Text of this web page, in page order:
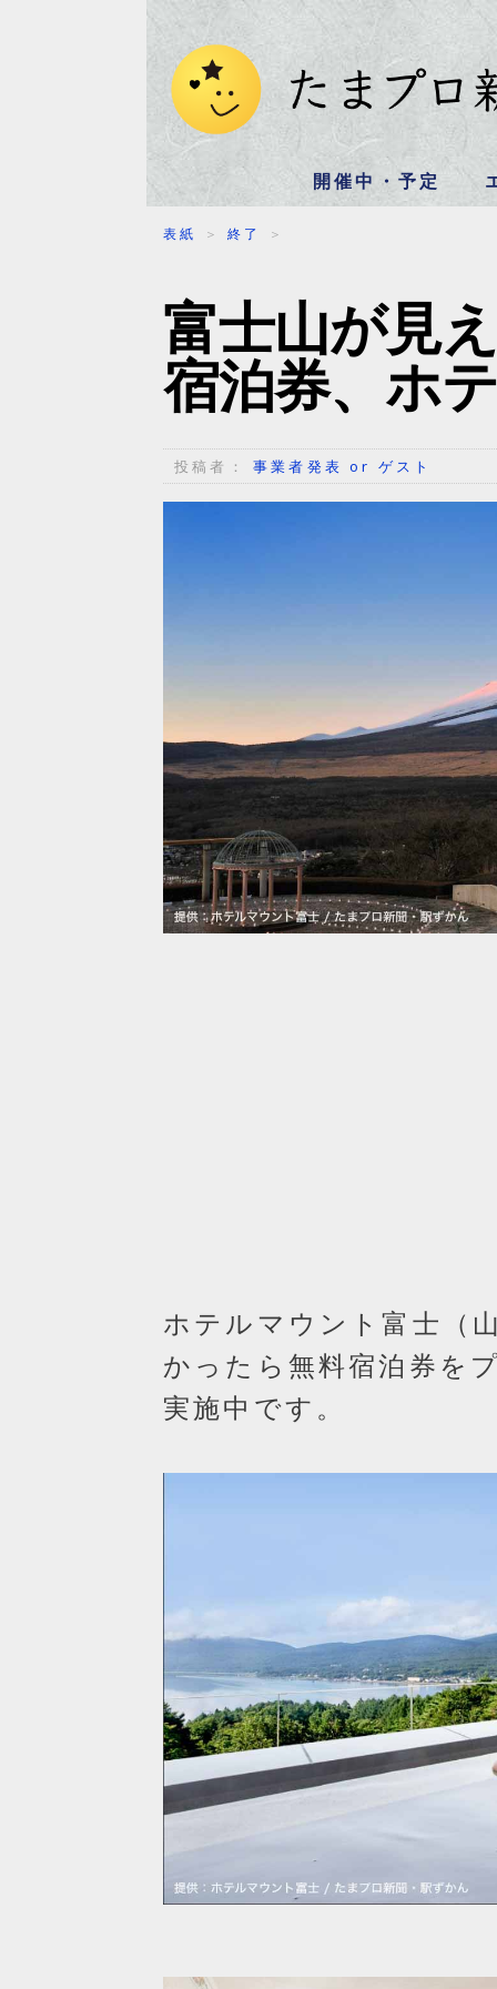
開催中・予定
表紙 ＞終了 ＞
富士山が見
宿泊券、ホ
投稿者： 事業者発表 or ゲスト
ホテルマウント富士（
かったら無料宿泊券を
実施中です。